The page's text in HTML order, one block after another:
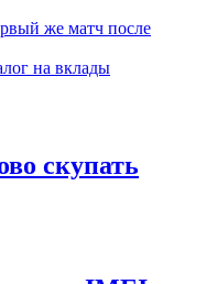
же матч после
на вклады
скупать